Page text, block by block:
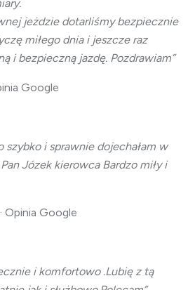
jeżdzie dotarliśmy bezpiecznie
miłego dnia i jeszcze raz
i bezpieczną jazdę. Pozdrawiam”
Google
szybko i sprawnie dojechałam w
Józek kierowca Bardzo miły i
· Opinia Google
i komfortowo .Lubię z tą